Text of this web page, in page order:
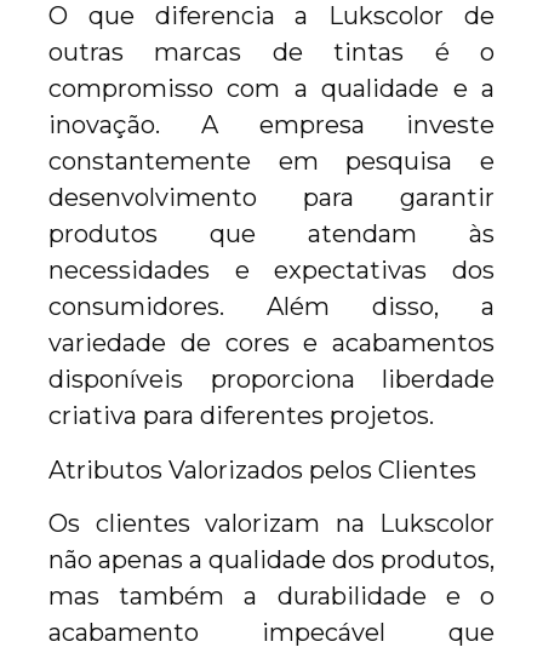
O que diferencia a Lukscolor de
outras marcas de tintas é o
compromisso com a qualidade e a
inovação. A empresa investe
constantemente em pesquisa e
desenvolvimento para garantir
produtos que atendam às
necessidades e expectativas dos
consumidores. Além disso, a
variedade de cores e acabamentos
disponíveis proporciona liberdade
criativa para diferentes projetos.
Atributos Valorizados pelos Clientes
Os clientes valorizam na Lukscolor
não apenas a qualidade dos produtos,
mas também a durabilidade e o
acabamento impecável que